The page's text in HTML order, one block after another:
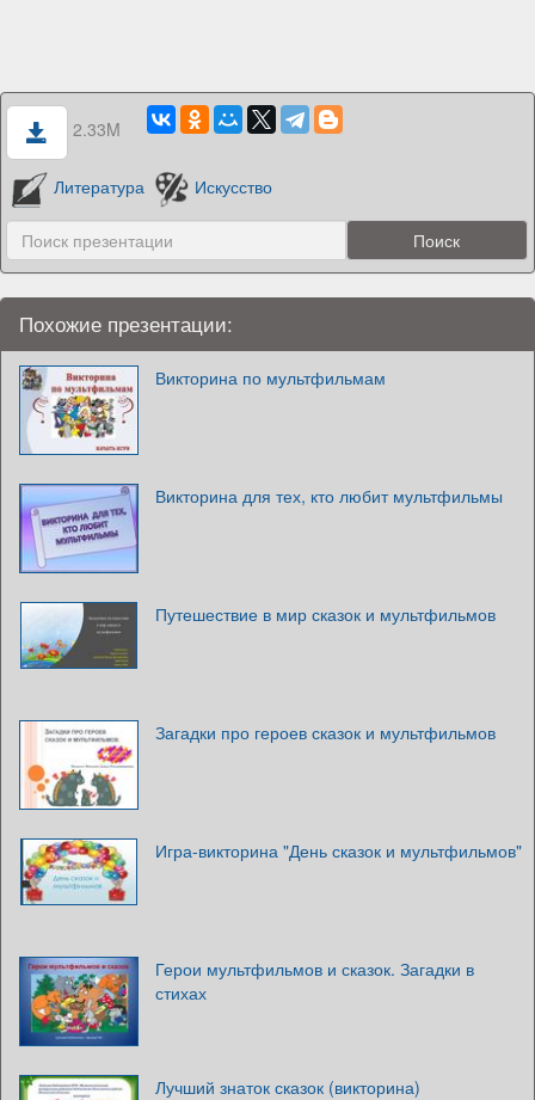
2.33M
Литература Искусство
Похожие презентации:
Викторина по мультфильмам
Викторина для тех, кто любит мультфильмы
Путешествие в мир сказок и мультфильмов
Загадки про героев сказок и мультфильмов
Игра-викторина "День сказок и мультфильмов"
Герои мультфильмов и сказок. Загадки в
стихах
Лучший знаток сказок (викторина)